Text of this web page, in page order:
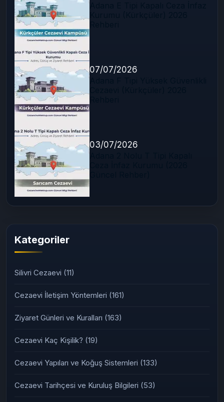
07/07/2026
03/07/2026
Kategoriler
Silivri Cezaevi (11)
Cezaevi İletişim Yöntemleri (161)
Ziyaret Günleri ve Kuralları (163)
Cezaevi Kaç Kişilik? (19)
Cezaevi Yapıları ve Koğuş Sistemleri (133)
Cezaevi Tarihçesi ve Kuruluş Bilgileri (53)